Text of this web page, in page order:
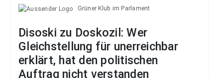
Grüner Klub im Parlament
Disoski zu Doskozil: Wer
Gleichstellung für unerreichbar
erklärt, hat den politischen
Auftrag nicht verstanden